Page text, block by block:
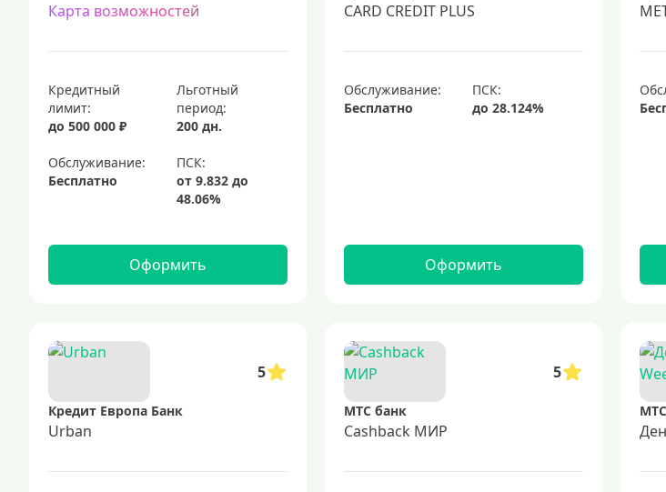
Карта возможностей
Кредитный
лимит:
до 500 000 ₽
Льготный
период:
200 дн.
Обслуживание:
Бесплатно
Оформить
CARD CREDIT PLUS
Обслуживание:
Бесплатно
Оформить
5
Кредит Европа Банк
Urban
5
МТС банк
Cashback МИР